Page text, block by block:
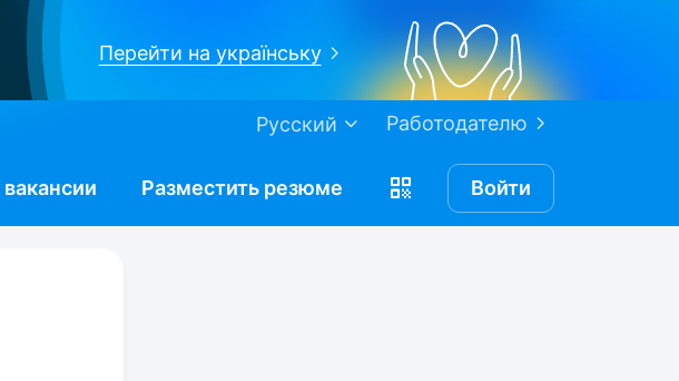
Перейти на українську
Работодателю
Русский
вакансии Разместить резюме Войти